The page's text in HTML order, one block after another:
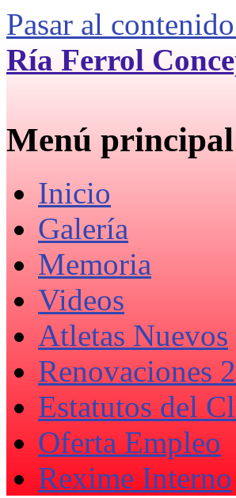
Pasar al
Ría Ferrol
Menú principal
Inicio
Galería
Memoria
Videos
Atletas Nuevos
Renovaciones
Estatutos del
Oferta Empleo
Rexime Interno